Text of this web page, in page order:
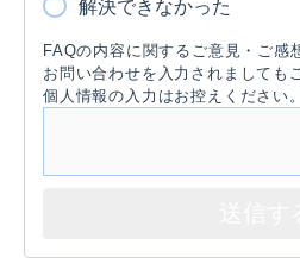
解決できなかった
FAQの内容に関するご意見・ご感
お問い合わせを入力されましても
個人情報の入力はお控えください。